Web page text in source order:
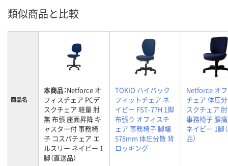
類似商品と比較
商品名
本商品：Netforce オ
フィスチェア PCデ
スクチェア 軽量 肘
無 布張 座面昇降 キ
ャスター付 事務椅
子 コスパチェア エ
ルスリー ネイビー 1
脚（直送品）
TOKIO ハイバック
フィットチェア ネ
イビー FST-77H 1脚
布張り オフィスチ
ェア 事務椅子 脚幅
578mm 体圧分散 背
ロッキング
Netforce オ
チェア 体圧
スクチェア
事務椅子 腰
ネイビー 1脚
品）